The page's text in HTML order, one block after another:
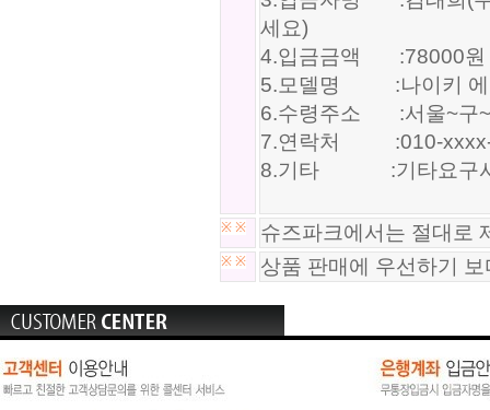
세요)
4.입금금액 :78000원
5.모델명 :나이키 에
6.수령주소 :서울~구~
7.연락처 :010-
8.기타 :기타요구사
※ ※ 슈즈파크에서는 절대로
※ ※ 상품 판매에 우선하기